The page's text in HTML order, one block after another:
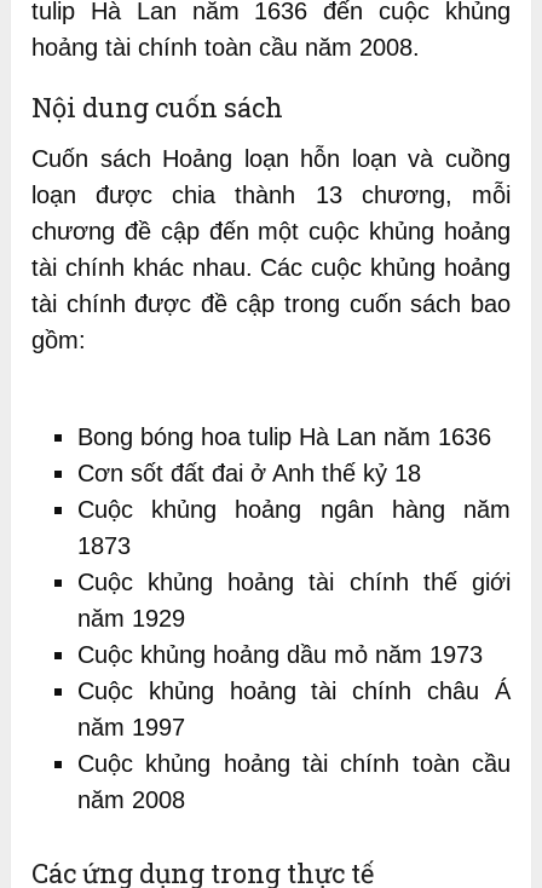
tulip Hà Lan năm 1636 đến cuộc khủng
hoảng tài chính toàn cầu năm 2008.
Nội dung cuốn sách
Cuốn sách Hoảng loạn hỗn loạn và cuồng
loạn được chia thành 13 chương, mỗi
chương đề cập đến một cuộc khủng hoảng
tài chính khác nhau. Các cuộc khủng hoảng
tài chính được đề cập trong cuốn sách bao
gồm:
Bong bóng hoa tulip Hà Lan năm 1636
Cơn sốt đất đai ở Anh thế kỷ 18
Cuộc khủng hoảng ngân hàng năm
1873
Cuộc khủng hoảng tài chính thế giới
năm 1929
Cuộc khủng hoảng dầu mỏ năm 1973
Cuộc khủng hoảng tài chính châu Á
năm 1997
Cuộc khủng hoảng tài chính toàn cầu
năm 2008
Các ứng dụng trong thực tế